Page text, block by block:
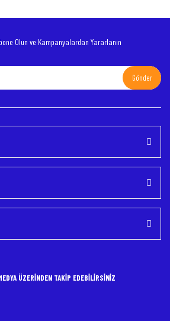
Olun ve Kampanyalardan Yararlanın
Gönder
ÜZERİNDEN TAKİP EDEBİLİRSİNİZ